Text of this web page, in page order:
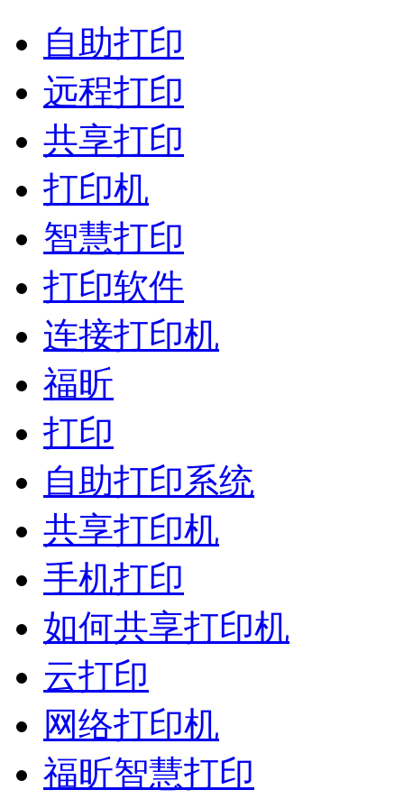
自助打印
远程打印
共享打印
打印机
智慧打印
打印软件
连接打印机
福昕
打印
自助打印系统
共享打印机
手机打印
如何共享打印机
云打印
网络打印机
福昕智慧打印